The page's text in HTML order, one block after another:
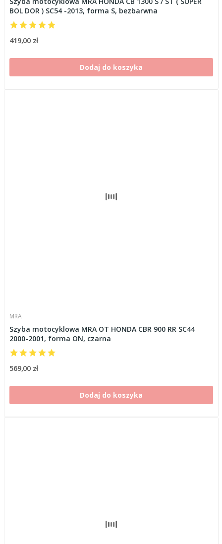
BOL DOR ) SC54 -2013, forma S, bezbarwna
419,00 zł
Dodaj do koszyka
MRA
Szyba motocyklowa MRA OT HONDA CBR 900 RR SC44
2000-2001, forma ON, czarna
569,00 zł
Dodaj do koszyka